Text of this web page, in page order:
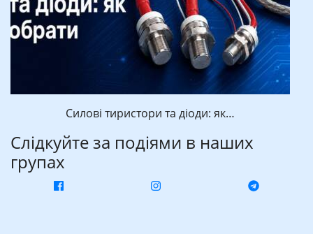
Силові тиристори та діоди: як…
Слідкуйте за подіями в наших
групах